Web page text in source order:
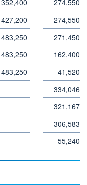
352,400
274,550
427,200
274,550
483,250
271,450
483,250
162,400
483,250
41,520
334,046
321,167
306,583
55,240